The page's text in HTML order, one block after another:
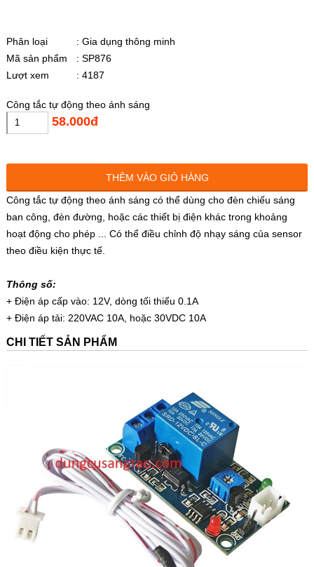
Phân loại
: Gia dụng thông minh
Mã sản phẩm
: SP876
Lượt xem
: 4187
Công tắc tự động theo ánh sáng
58.000đ
THÊM VÀO GIỎ HÀNG
Công tắc tự động theo ánh sáng có thể dùng cho đèn chiếu sáng
ban công, đèn đường, hoặc các thiết bị điện khác trong khoảng
hoạt động cho phép ... Có thể điều chỉnh độ nhạy sáng của sensor
theo điều kiện thực tế.
Thông số:
+ Điện áp cấp vào: 12V, dòng tối thiểu 0.1A
+ Điện áp tải: 220VAC 10A, hoặc 30VDC 10A
CHI TIẾT SẢN PHẨM